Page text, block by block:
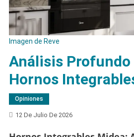
Imagen de Reve
Análisis Profundo
Hornos
Opiniones
12 De Julio De 2026